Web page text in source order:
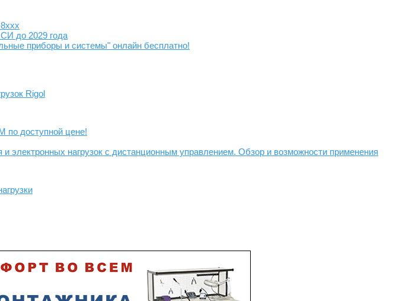
до 2029 года
приборы и системы" онлайн бесплатно!
Rigol
по доступной цене!
электронных нагрузок с дистанционным управлением. Обзор и возможности применения